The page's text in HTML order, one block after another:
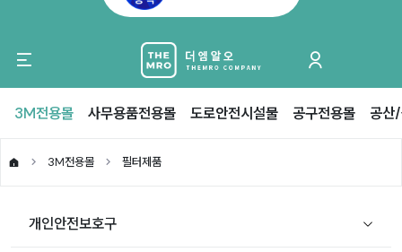
3M전용몰 사무용품전용몰 도로안전시설물 공구전용몰 공산
3M전용몰 필터제품
개인안전보호구